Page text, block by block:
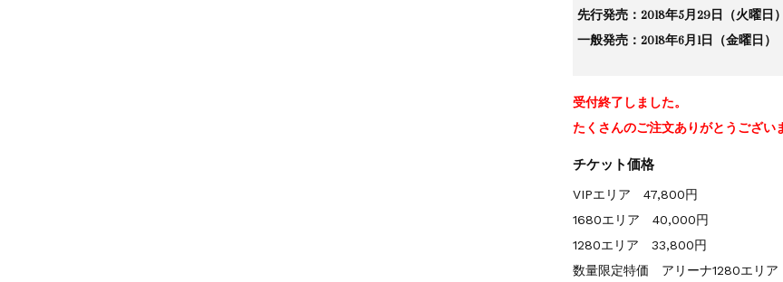
先行発売：2018年5月29日（火曜日）
一般発売：2018年6月1日（金曜日）
受付終了しました。
たくさんのご注文ありがとうござい
チケット価格
VIPエリア 47,800円
1680エリア 40,000円
1280エリア 33,800円
数量限定特価 アリーナ1280エリ